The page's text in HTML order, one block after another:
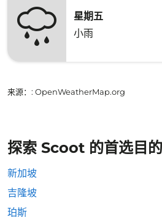
星期五
小雨
来源： : OpenWeatherMap.org
探索 Scoot 的首选目
新加坡
吉隆坡
珀斯